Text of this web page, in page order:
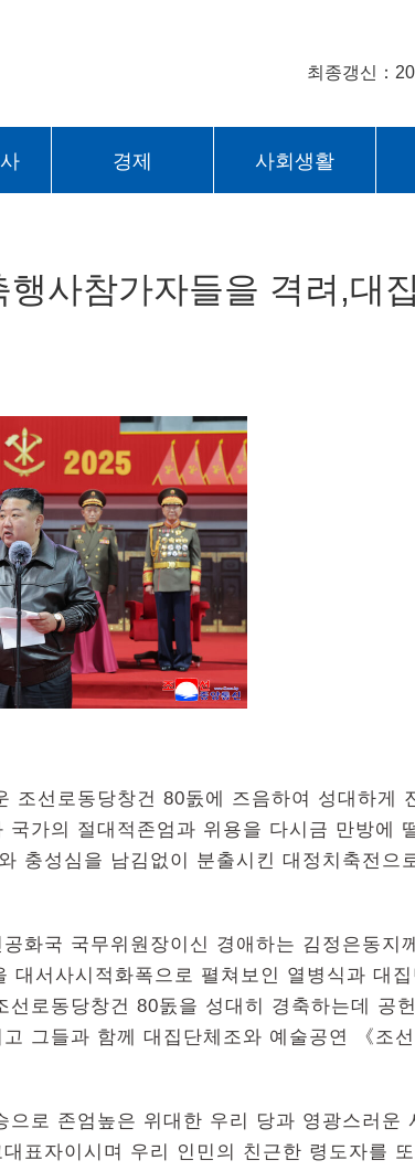
최종갱신：
경제 사회생활
사참가자들을 격려,대집
조선로동당창건 80돐에 즈음하여 성대하게
가의 절대적존엄과 위용을 다시금 만방에
충성심을 남김없이 분출시킨 대정치축전으
화국 국무위원장이신 경애하는 김정은동지
대서사시적화폭으로 펼쳐보인 열병식과 대
로동당창건 80돐을 성대히 경축하는데 공
그들과 함께 대집단체조와 예술공연 《조
으로 존엄높은 위대한 우리 당과 영광스러운
표자이시며 우리 인민의 친근한 령도자를